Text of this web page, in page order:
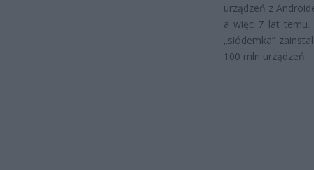
urządzeń z
a więc 7 lat temu.
„siódemka”
100 mln urządzeń.